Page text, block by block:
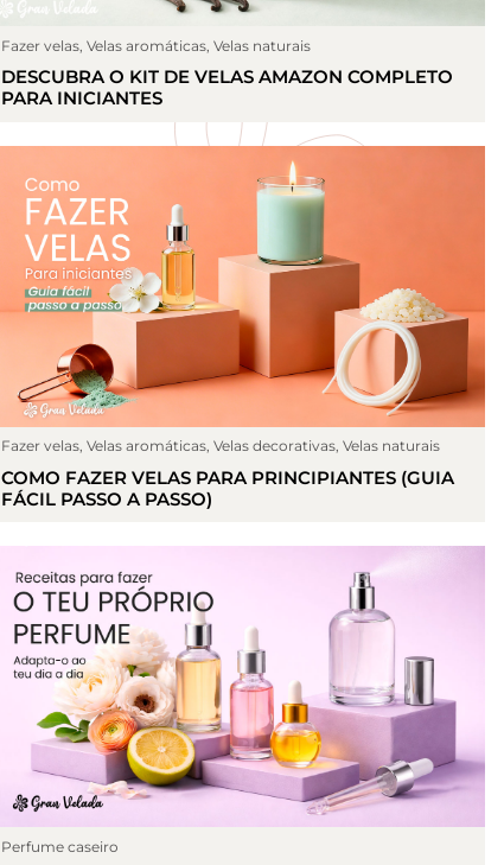
Fazer velas, Velas aromáticas, Velas naturais
DESCUBRA O KIT DE VELAS AMAZON COMPLETO
PARA INICIANTES
Fazer velas, Velas aromáticas, Velas decorativas, Velas naturais
COMO FAZER VELAS PARA PRINCIPIANTES (GUIA
FÁCIL PASSO A PASSO)
Perfume caseiro